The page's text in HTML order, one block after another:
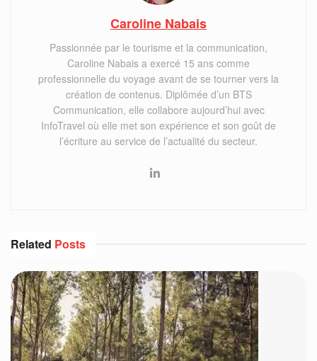
Caroline Nabais
Passionnée par le tourisme et la communication,
Caroline Nabais a exercé 15 ans comme
professionnelle du voyage avant de se tourner vers la
création de contenus. Diplômée d’un BTS
Communication, elle collabore aujourd’hui avec
InfoTravel où elle met son expérience et son goût de
l’écriture au service de l’actualité du secteur.
Related Posts